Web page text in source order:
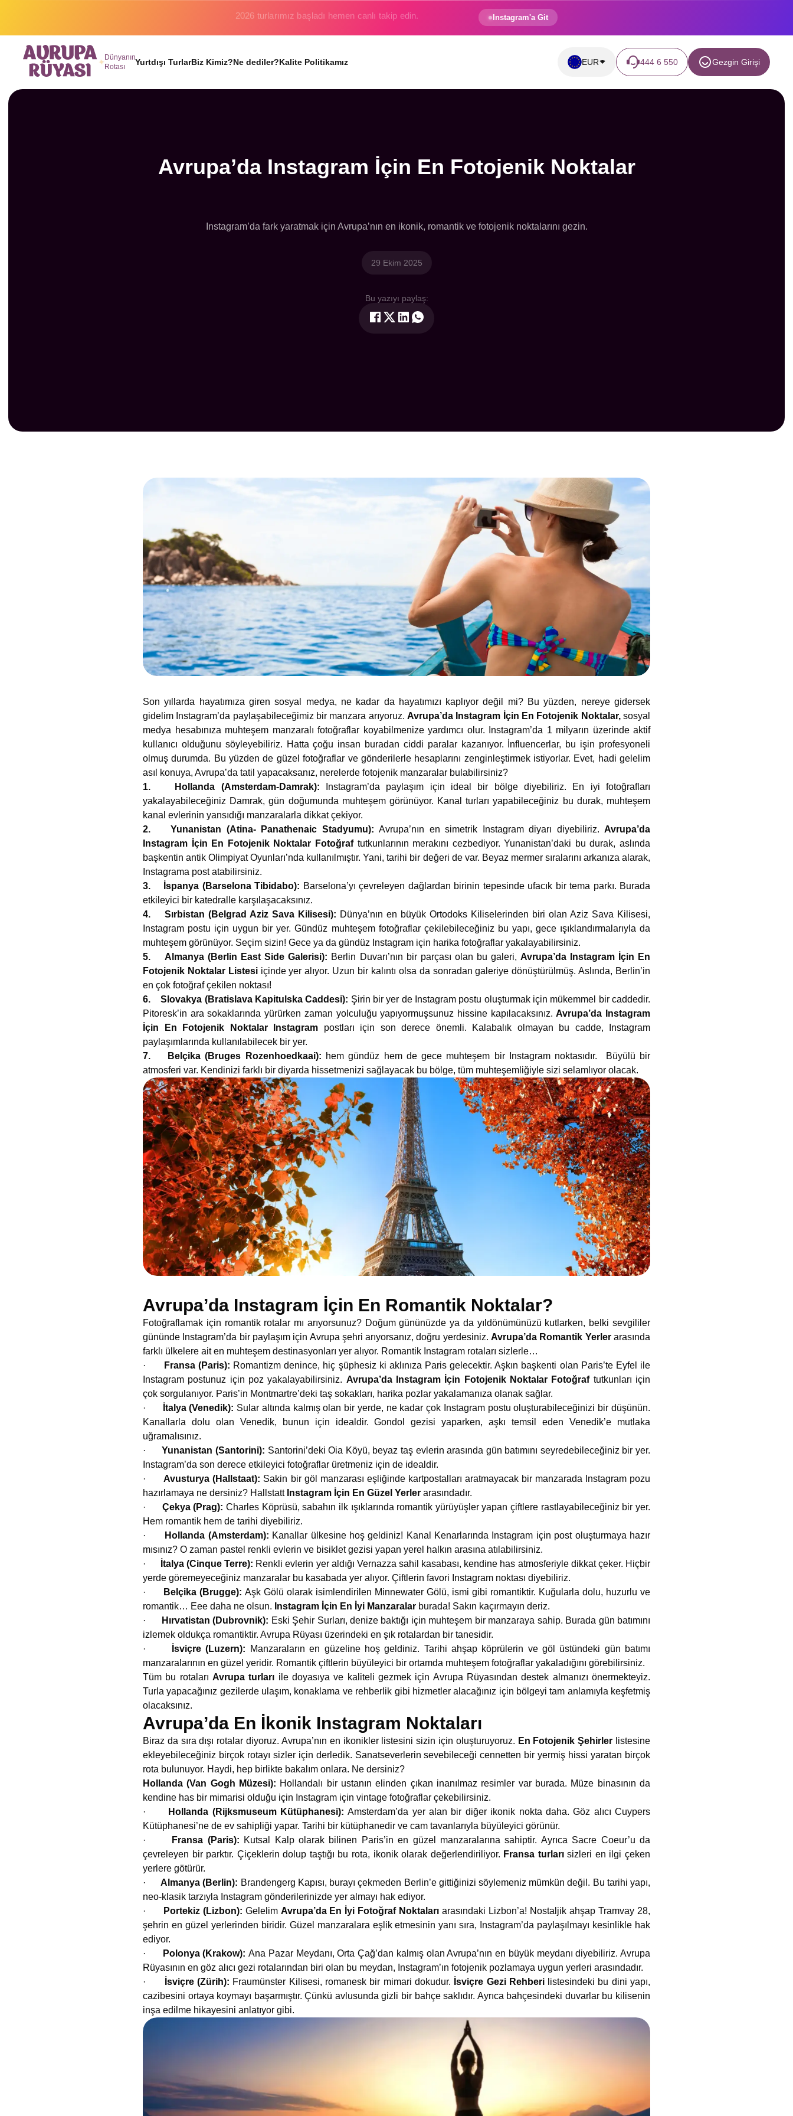
Binlerce gezginin hayali gerçek oluyor. Instagram'a Git
Dünyanın
Rotası
Yurtdışı TurlarBiz Kimiz?Ne dediler?Kalite Politikamız EUR 444 6 550 Gezgin Girişi
Avrupa’da Instagram İçin En Fotojenik Noktalar
Instagram’da fark yaratmak için Avrupa’nın en ikonik, romantik ve fotojenik noktalarını gezin.
29 Ekim 2025
Bu yazıyı paylaş:
Son yıllarda hayatımıza giren sosyal medya, ne kadar da hayatımızı kaplıyor değil mi? Bu yüzden, nereye gidersek
gidelim Instagram’da paylaşabileceğimiz bir manzara arıyoruz. Avrupa’da Instagram İçin En Fotojenik Noktalar, sosyal
medya hesabınıza muhteşem manzaralı fotoğraflar koyabilmenize yardımcı olur. Instagram’da 1 milyarın üzerinde aktif
kullanıcı olduğunu söyleyebiliriz. Hatta çoğu insan buradan ciddi paralar kazanıyor. İnfluencerlar, bu işin profesyoneli
olmuş durumda. Bu yüzden de güzel fotoğraflar ve gönderilerle hesaplarını zenginleştirmek istiyorlar. Evet, hadi gelelim
asıl konuya, Avrupa’da tatil yapacaksanız, nerelerde fotojenik manzaralar bulabilirsiniz?
1. Hollanda (Amsterdam-Damrak):
Instagram’da paylaşım için ideal bir bölge diyebiliriz. En iyi fotoğrafları
yakalayabileceğiniz Damrak, gün doğumunda muhteşem görünüyor. Kanal turları yapabileceğiniz bu durak, muhteşem
kanal evlerinin yansıdığı manzaralarla dikkat çekiyor.
2. Yunanistan (Atina- Panathenaic Stadyumu): Avrupa’nın en simetrik Instagram diyarı diyebiliriz. Avrupa’da
Instagram İçin En Fotojenik Noktalar Fotoğraf tutkunlarının merakını cezbediyor. Yunanistan’daki bu durak, aslında
başkentin antik Olimpiyat Oyunları’nda kullanılmıştır. Yani, tarihi bir değeri de var. Beyaz mermer sıralarını arkanıza alarak,
Instagrama post atabilirsiniz.
3. İspanya (Barselona Tibidabo): Barselona’yı çevreleyen dağlardan birinin tepesinde ufacık bir tema parkı. Burada
etkileyici bir katedralle karşılaşacaksınız.
4. Sırbistan (Belgrad Aziz Sava Kilisesi): Dünya’nın en büyük Ortodoks Kiliselerinden biri olan Aziz Sava Kilisesi,
Instagram postu için uygun bir yer. Gündüz muhteşem fotoğraflar çekilebileceğiniz bu yapı, gece ışıklandırmalarıyla da
muhteşem görünüyor. Seçim sizin! Gece ya da gündüz Instagram için harika fotoğraflar yakalayabilirsiniz.
5. Almanya (Berlin East Side Galerisi): Berlin Duvarı’nın bir parçası olan bu galeri, Avrupa’da Instagram İçin En
Fotojenik Noktalar Listesi içinde yer alıyor. Uzun bir kalıntı olsa da sonradan galeriye dönüştürülmüş. Aslında, Berlin’in
en çok fotoğraf çekilen noktası!
6. Slovakya (Bratislava Kapitulska Caddesi): Şirin bir yer de Instagram postu oluşturmak için mükemmel bir caddedir.
Pitoresk’in ara sokaklarında yürürken zaman yolculuğu yapıyormuşsunuz hissine kapılacaksınız.Avrupa’da Instagram
İçin En Fotojenik Noktalar Instagram postları için son derece önemli. Kalabalık olmayan bu cadde, Instagram
paylaşımlarında kullanılabilecek bir yer.
7. Belçika (Bruges Rozenhoedkaai): hem gündüz hem de gece muhteşem bir Instagram noktasıdır. Büyülü bir
atmosferi var. Kendinizi farklı bir diyarda hissetmenizi sağlayacak bu bölge, tüm muhteşemliğiyle sizi selamlıyor olacak.
Avrupa’da Instagram İçin En Romantik Noktalar?
Fotoğraflamak için romantik rotalar mı arıyorsunuz? Doğum gününüzde ya da yıldönümünüzü kutlarken, belki sevgililer
gününde Instagram’da bir paylaşım için Avrupa şehri arıyorsanız, doğru yerdesiniz.Avrupa’da Romantik Yerlerarasında
farklı ülkelere ait en muhteşem destinasyonları yer alıyor. Romantik Instagram rotaları sizlerle…
·
Fransa (Paris): Romantizm denince, hiç şüphesiz ki aklınıza Paris gelecektir. Aşkın başkenti olan Paris’te Eyfel ile
Instagram postunuz için poz yakalayabilirsiniz. Avrupa’da Instagram İçin Fotojenik Noktalar Fotoğraf tutkunları için
çok sorgulanıyor. Paris’in Montmartre’deki taş sokakları, harika pozlar yakalamanıza olanak sağlar.
·
İtalya (Venedik): Sular altında kalmış olan bir yerde, ne kadar çok Instagram postu oluşturabileceğinizi bir düşünün.
Kanallarla dolu olan Venedik, bunun için idealdir. Gondol gezisi yaparken, aşkı temsil eden Venedik’e mutlaka
uğramalısınız.
·Yunanistan (Santorini): Santorini’deki Oia Köyü, beyaz taş evlerin arasında gün batımını seyredebileceğiniz bir yer.
Instagram’da son derece etkileyici fotoğraflar üretmeniz için de idealdir.
·Avusturya (Hallstaat): Sakin bir göl manzarası eşliğinde kartpostalları aratmayacak bir manzarada Instagram pozu
hazırlamaya ne dersiniz? Hallstatt Instagram İçin En Güzel Yerler arasındadır.
· Çekya (Prag):Charles Köprüsü, sabahın ilk ışıklarında romantik yürüyüşler yapan çiftlere rastlayabileceğiniz bir yer.
Hem romantik hem de tarihi diyebiliriz.
·
Hollanda (Amsterdam): Kanallar ülkesine hoş geldiniz! Kanal Kenarlarında Instagram için post oluşturmaya hazır
mısınız? O zaman pastel renkli evlerin ve bisiklet gezisi yapan yerel halkın arasına atılabilirsiniz.
·
İtalya (Cinque Terre): Renkli evlerin yer aldığı Vernazza sahil kasabası, kendine has atmosferiyle dikkat çeker. Hiçbir
yerde göremeyeceğiniz manzaralar bu kasabada yer alıyor. Çiftlerin favori Instagram noktası diyebiliriz.
·
Belçika (Brugge): Aşk Gölü olarak isimlendirilen Minnewater Gölü, ismi gibi romantiktir. Kuğularla dolu, huzurlu ve
romantik… Eee daha ne olsun. Instagram İçin En İyi Manzaralar burada! Sakın kaçırmayın deriz.
·
Hırvatistan (Dubrovnik): Eski Şehir Surları, denize baktığı için muhteşem bir manzaraya sahip. Burada gün batımını
izlemek oldukça romantiktir. Avrupa Rüyası üzerindeki en şık rotalardan bir tanesidir.
·
İsviçre (Luzern):
Manzaraların en güzeline hoş geldiniz. Tarihi ahşap köprülerin ve göl üstündeki gün batımı
manzaralarının en güzel yeridir. Romantik çiftlerin büyüleyici bir ortamda muhteşem fotoğraflar yakaladığını görebilirsiniz.
Tüm bu rotaları Avrupa turları ile doyasıya ve kaliteli gezmek için Avrupa Rüyasından destek almanızı önermekteyiz.
Turla yapacağınız gezilerde ulaşım, konaklama ve rehberlik gibi hizmetler alacağınız için bölgeyi tam anlamıyla keşfetmiş
olacaksınız.
Avrupa’da En İkonik Instagram Noktaları
Biraz da sıra dışı rotalar diyoruz. Avrupa’nın en ikonikler listesini sizin için oluşturuyoruz. En Fotojenik Şehirler listesine
ekleyebileceğiniz birçok rotayı sizler için derledik. Sanatseverlerin sevebileceği cennetten bir yermiş hissi yaratan birçok
rota bulunuyor. Haydi, hep birlikte bakalım onlara. Ne dersiniz?
Hollanda (Van Gogh Müzesi): Hollandalı bir ustanın elinden çıkan inanılmaz resimler var burada. Müze binasının da
kendine has bir mimarisi olduğu için Instagram için vintage fotoğraflar çekebilirsiniz.
·
Hollanda (Rijksmuseum Kütüphanesi):Amsterdam’da yer alan bir diğer ikonik nokta daha. Göz alıcı Cuypers
Kütüphanesi’ne de ev sahipliği yapar. Tarihi bir kütüphanedir ve cam tavanlarıyla büyüleyici görünür.
·
Fransa (Paris): Kutsal Kalp olarak bilinen Paris’in en güzel manzaralarına sahiptir. Ayrıca Sacre Coeur’u da
çevreleyen bir parktır. Çiçeklerin dolup taştığı bu rota, ikonik olarak değerlendiriliyor. Fransa turlarısizleri en ilgi çeken
yerlere götürür.
·Almanya (Berlin): Brandengerg Kapısı, burayı çekmeden Berlin’e gittiğinizi söylemeniz mümkün değil. Bu tarihi yapı,
neo-klasik tarzıyla Instagram gönderilerinizde yer almayı hak ediyor.
·
Portekiz (Lizbon): Gelelim Avrupa’da En İyi Fotoğraf Noktalarıarasındaki Lizbon’a! Nostaljik ahşap Tramvay 28,
şehrin en güzel yerlerinden biridir. Güzel manzaralara eşlik etmesinin yanı sıra, Instagram’da paylaşılmayı kesinlikle hak
ediyor.
·
Polonya (Krakow): Ana Pazar Meydanı, Orta Çağ’dan kalmış olan Avrupa’nın en büyük meydanı diyebiliriz. Avrupa
Rüyasının en göz alıcı gezi rotalarından biri olan bu meydan, Instagram’ın fotojenik pozlamaya uygun yerleri arasındadır.
·
İsviçre (Zürih): Fraumünster Kilisesi, romanesk bir mimari dokudur. İsviçre Gezi Rehberi listesindeki bu dini yapı,
cazibesini ortaya koymayı başarmıştır. Çünkü avlusunda gizli bir bahçe saklıdır. Ayrıca bahçesindeki duvarlar bu kilisenin
inşa edilme hikayesini anlatıyor gibi.